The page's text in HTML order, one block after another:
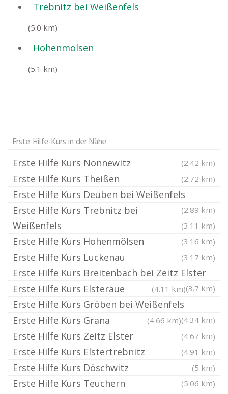
Trebnitz bei Weißenfels
(5.0 km)
Hohenmölsen
(5.1 km)
Erste-Hilfe-Kurs in der Nähe
Erste Hilfe Kurs Nonnewitz (2.42 km)
Erste Hilfe Kurs Theißen (2.72 km)
Erste Hilfe Kurs Deuben bei Weißenfels
(2.89 km)
Erste Hilfe Kurs Trebnitz bei
Weißenfels
(3.11 km)
Erste Hilfe Kurs Hohenmölsen (3.16 km)
Erste Hilfe Kurs Luckenau (3.17 km)
Erste Hilfe Kurs Breitenbach bei Zeitz Elster
(3.7 km)
Erste Hilfe Kurs Elsteraue (4.11 km)
Erste Hilfe Kurs Gröben bei Weißenfels
(4.34 km)
Erste Hilfe Kurs Grana (4.66 km)
Erste Hilfe Kurs Zeitz Elster (4.67 km)
Erste Hilfe Kurs Elstertrebnitz (4.91 km)
Erste Hilfe Kurs Döschwitz (5 km)
Erste Hilfe Kurs Teuchern (5.06 km)